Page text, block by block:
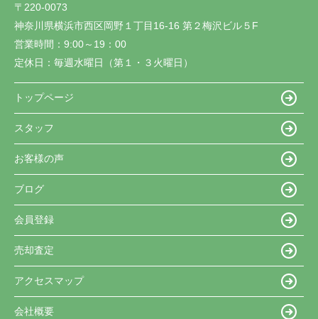
〒220-0073
神奈川県横浜市西区岡野１丁目16-16 第２梅沢ビル５F
営業時間： 9:00～19：00
定休日： 毎週水曜日（第１・３火曜日）
トップページ
スタッフ
お客様の声
ブログ
会員登録
売却査定
アクセスマップ
会社概要